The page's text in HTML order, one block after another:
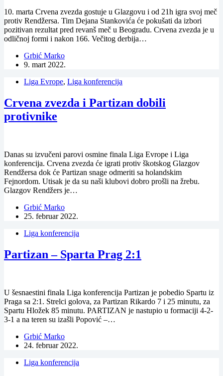
10. marta Crvena zvezda gostuje u Glazgovu i od 21h igra svoj meč
protiv Rendžersa. Tim Dejana Stankovića će pokušati da izbori
pozitivan rezultat pred revanš meč u Beogradu. Crvena zvezda je u
odličnoj formi i nakon 166. Večitog derbija…
Grbić Marko
9. mart 2022.
Liga Evrope, Liga konferencija
Crvena zvezda i Partizan dobili
protivnike
Danas su izvučeni parovi osmine finala Liga Evrope i Liga
konferencija. Crvena zvezda će igrati protiv škotskog Glazgov
Rendžersa dok će Partizan snage odmeriti sa holandskim
Fejnordom. Utisak je da su naši klubovi dobro prošli na žrebu.
Glazgov Rendžers je…
Grbić Marko
25. februar 2022.
Liga konferencija
Partizan – Sparta Prag 2:1
U šesnaestini finala Liga konferencija Partizan je pobedio Spartu iz
Praga sa 2:1. Strelci golova, za Partizan Rikardo 7 i 25 minutu, za
Spartu Hložek 85 minutu. PARTIZAN je nastupio u formaciji 4-2-
3-1 a na teren su izašli Popović –…
Grbić Marko
24. februar 2022.
Liga konferencija